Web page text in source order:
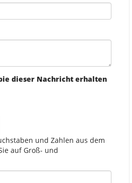
dieser Nachricht erhalten
und Zahlen aus dem
auf Groß- und